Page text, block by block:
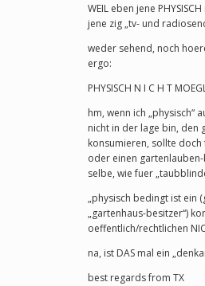
WEIL eben jene
jene zig „tv- und
weder sehend, noch
ergo:
PHYSISCH N I C H T
hm, wenn ich „physisch“
nicht in der lage bin, den
konsumieren, sollte
oder einen
selbe, wie fuer
„physisch bedingt ist ein
„gartenhaus-besitzer“)
oeffentlich/rechtlichen
na, ist DAS mal ein
best regards from TX